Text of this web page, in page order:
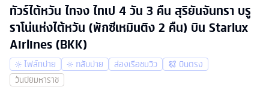
ทัวร์ไต้หวัน ไทจง ไทเป 4 วัน 3 คืน สุริยันจันทรา บรู
ราโน่แห่งไต้หวัน (พักซีเหมินติง 2 คืน) บิน Starlux
Airlines (BKK)
ไฟล์ทบ่าย กลับบ่าย ล่องเรือชมวิว
บินตรง
วันปิยมหาราช